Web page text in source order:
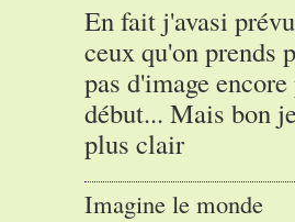
En fait j'avasi
ceux qu'on prends
pas d'image
début... Mais bon
plus clair
Imagine le monde